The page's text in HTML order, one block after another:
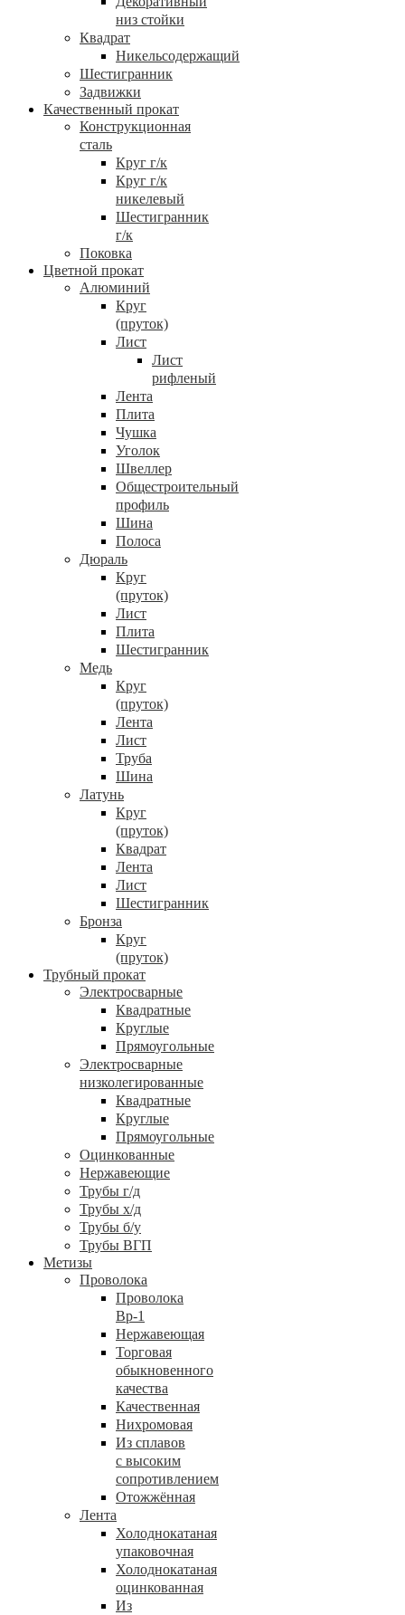
низ стойки
Квадрат
Никельсодержащий
Шестигранник
Задвижки
Качественный прокат
Конструкционная
сталь
Круг г/к
Круг г/к
никелевый
Шестигранник
г/к
Поковка
Цветной прокат
Алюминий
Круг
(пруток)
Лист
Лист
рифленый
Лента
Плита
Чушка
Уголок
Швеллер
Общестроительный
профиль
Шина
Полоса
Дюраль
Круг
(пруток)
Лист
Плита
Шестигранник
Медь
Круг
(пруток)
Лента
Лист
Труба
Шина
Латунь
Круг
(пруток)
Квадрат
Лента
Лист
Шестигранник
Бронза
Круг
(пруток)
Трубный прокат
Электросварные
Квадратные
Круглые
Прямоугольные
Электросварные
низколегированные
Квадратные
Круглые
Прямоугольные
Оцинкованные
Нержавеющие
Трубы г/д
Трубы х/д
Трубы б/у
Трубы ВГП
Метизы
Проволока
Проволока
Вр-1
Нержавеющая
Торговая
обыкновенного
качества
Качественная
Нихромовая
Из сплавов
с высоким
сопротивлением
Отожжённая
Лента
Холоднокатаная
упаковочная
Холоднокатаная
оцинкованная
Из